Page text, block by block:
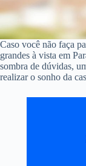
Caso você não faça
grandes à vista em
sombra de dúvidas,
realizar o sonho da